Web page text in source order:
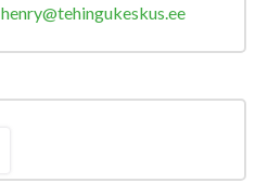
henry@tehingukeskus.ee